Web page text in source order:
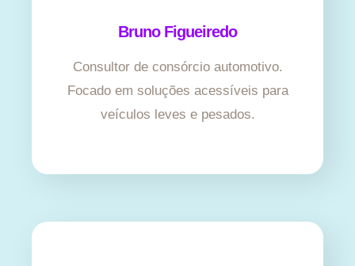
Bruno Figueiredo
Consultor de consórcio automotivo.
Focado em soluções acessíveis para
veículos leves e pesados.